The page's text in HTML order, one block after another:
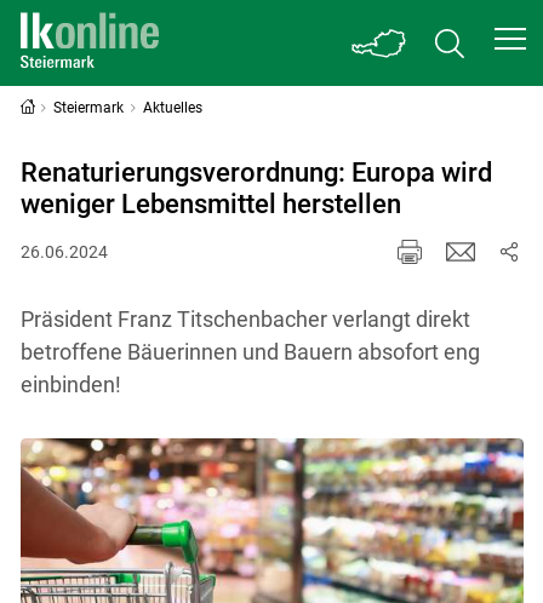
Steiermark Aktuelles
Renaturierungsverordnung: Europa wird
weniger Lebensmittel herstellen
26.06.2024
Präsident Franz Titschenbacher verlangt direkt
betroffene Bäuerinnen und Bauern absofort eng
einbinden!